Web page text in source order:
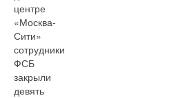
центре
«Москва-
Сити»
сотрудники
ФСБ
закрыли
девять